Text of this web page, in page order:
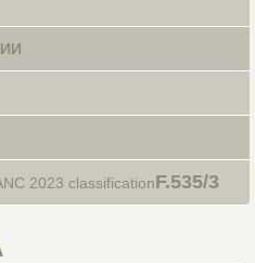
2023 classificationF.535/3